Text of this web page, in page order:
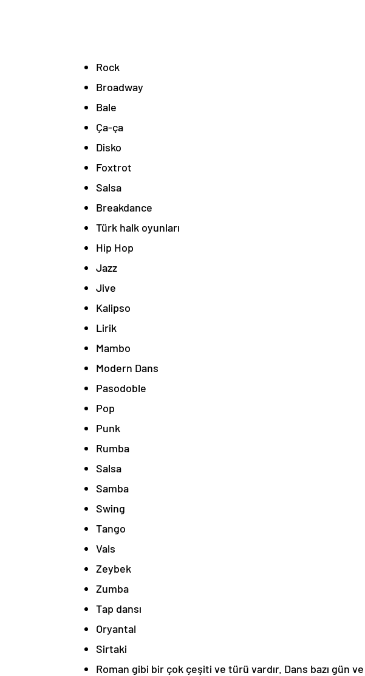
Rock
Broadway
Bale
Ça-ça
Disko
Foxtrot
Salsa
Breakdance
Türk halk oyunları
Hip Hop
Jazz
Jive
Kalipso
Lirik
Mambo
Modern Dans
Pasodoble
Pop
Punk
Rumba
Salsa
Samba
Swing
Tango
Vals
Zeybek
Zumba
Tap dansı
Oryantal
Sirtaki
Roman gibi bir çok çeşiti ve türü vardır. Dans bazı gün